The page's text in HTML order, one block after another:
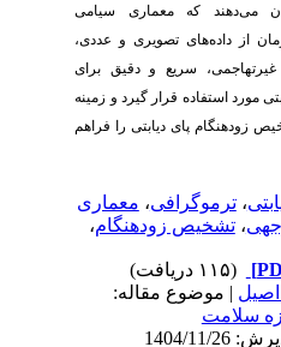
می‌دهند که معماری سیامی
از داده‌های تصویری و عددی،
سریع و دقیق برای
مورد استفاده قرار گیرد و زمینه
زودهنگام پای دیابتی را فراهم
،ترموگرافی،معماری
،تشخیص زودهنگام،
| موضوع مقاله:
سلامت